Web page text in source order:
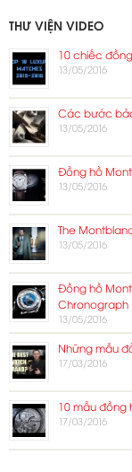
THƯ VIỆN VIDEO
10 chiếc
13/05/2016
Các bước
13/05/2016
Đồng hồ
13/05/2016
The
13/05/2016
Đồng hồ
Chronograph
13/05/2016
Những mẫu
17/03/2016
10 mẫu đồng
17/03/2016